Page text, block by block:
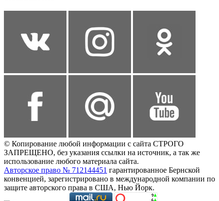
© Копирование любой информации с сайта СТРОГО
ЗАПРЕЩЕНО, без указания ссылки на источник, а так же
использование любого материала сайта.
Авторское право № 712144451 гарантированное Бернской
конвенцией, зарегистрировано в международной компании по
защите авторского права в США, Нью Йорк.